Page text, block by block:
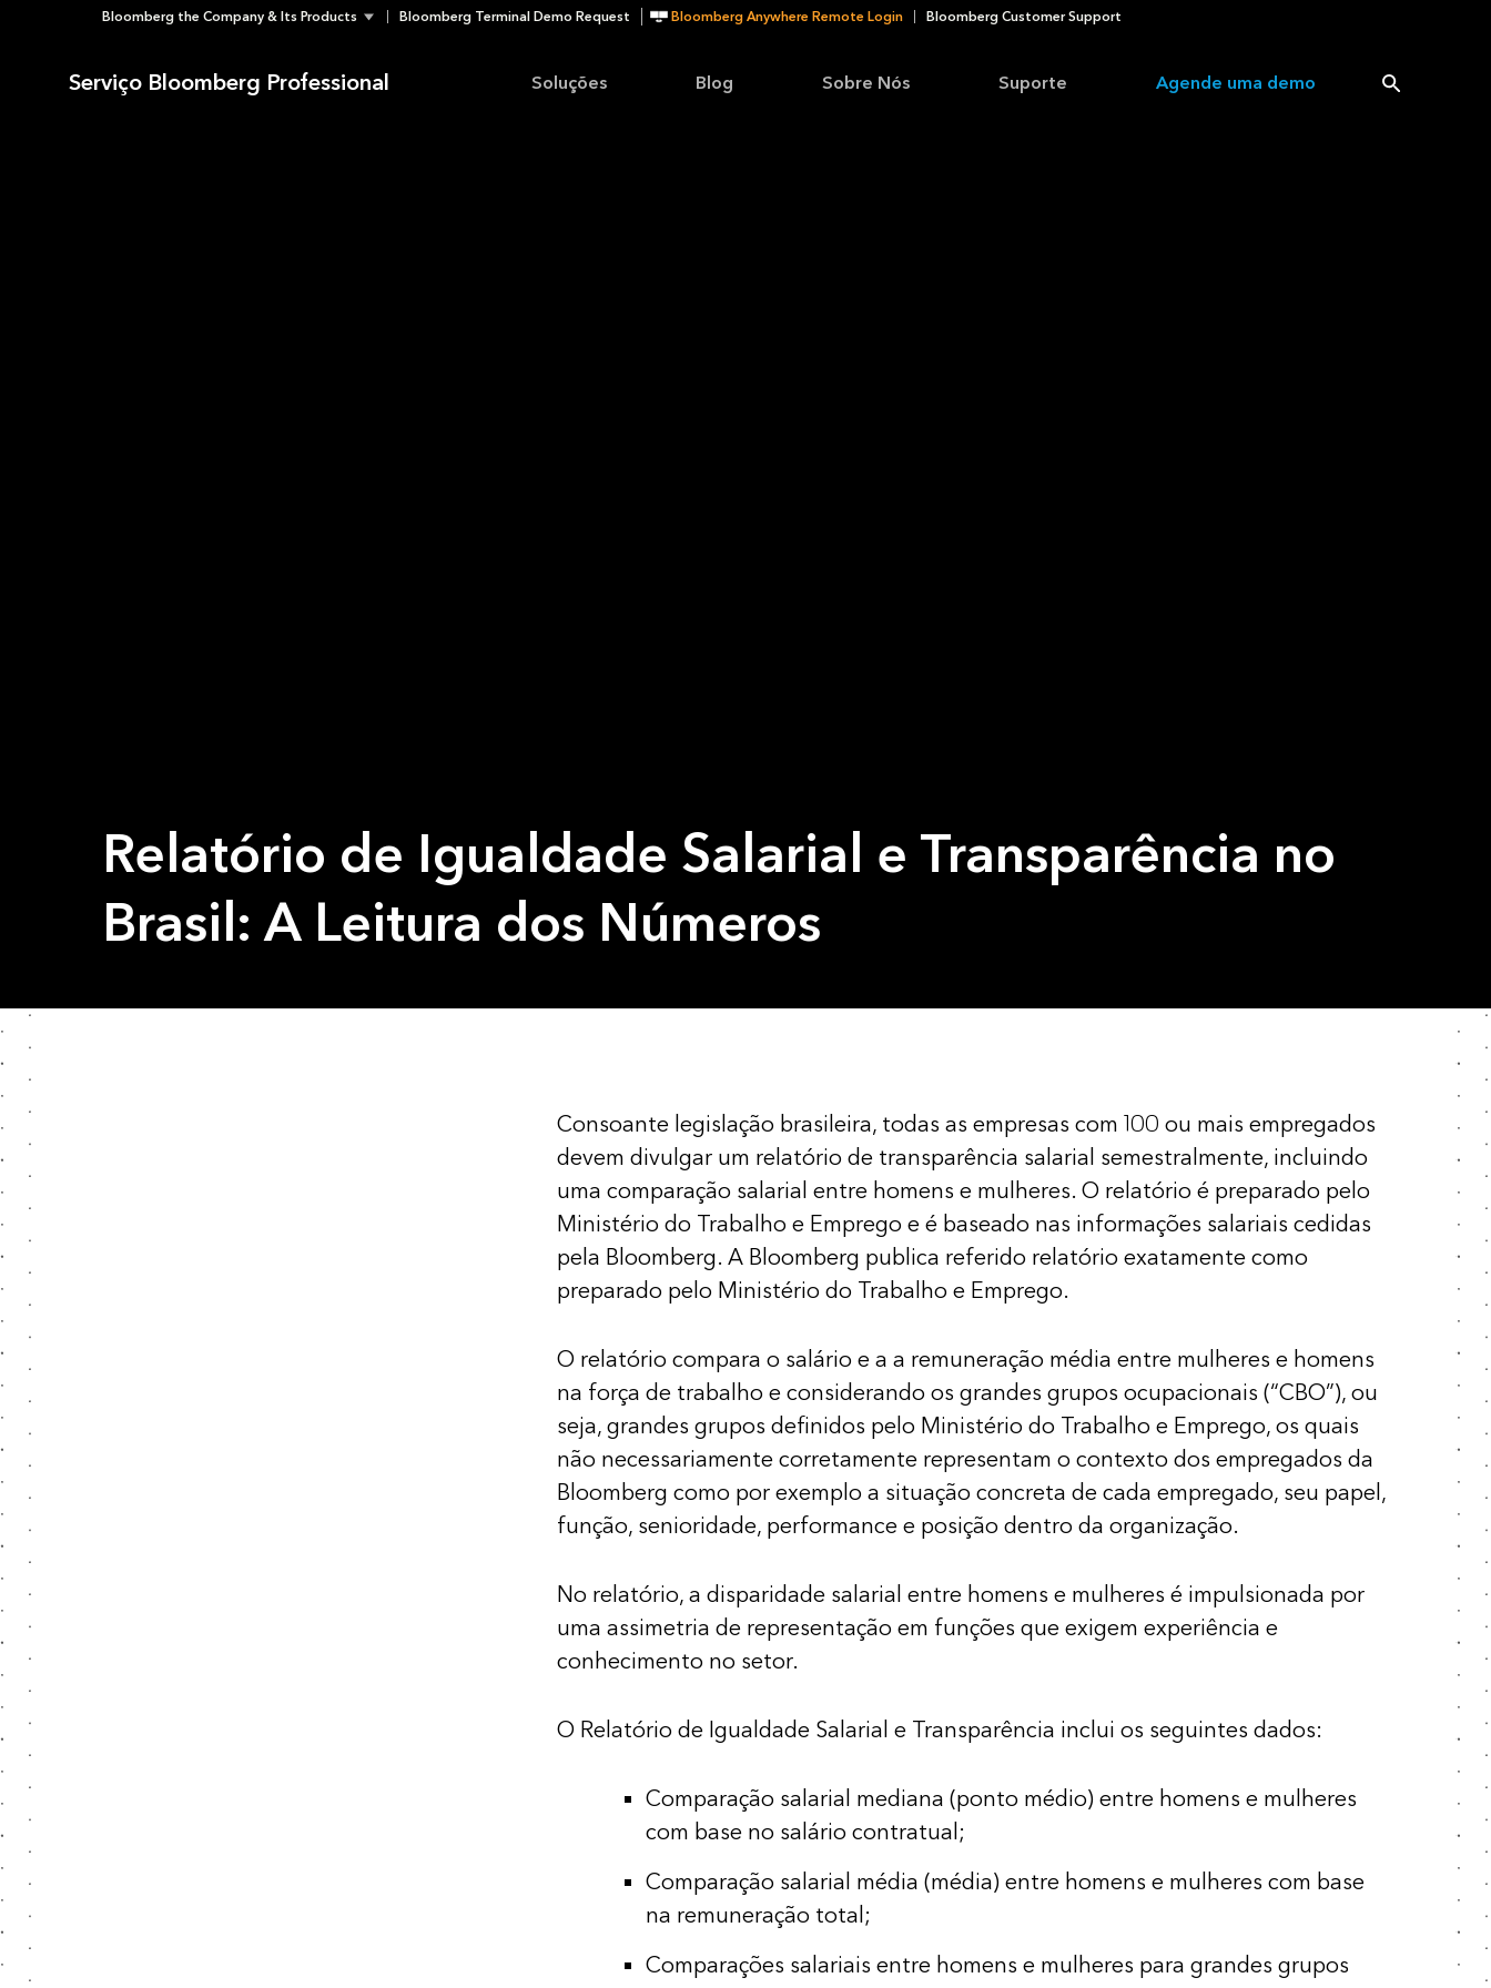
content
Bloomberg the Company & Its Products Bloomberg Terminal Demo Request Bloomberg Anywhere Remote Login Bloomberg Customer Support
Serviço Bloomberg Professional Soluções Blog Sobre Nós Suporte Agende uma demo
Relatório de Igualdade Salarial e Transparência no
Brasil: A Leitura dos Números
Consoante legislação brasileira, todas as empresas com 100 ou mais empregados
devem divulgar um relatório de transparência salarial semestralmente, incluindo
uma comparação salarial entre homens e mulheres. O relatório é preparado pelo
Ministério do Trabalho e Emprego e é baseado nas informações salariais cedidas
pela Bloomberg. A Bloomberg publica referido relatório exatamente como
preparado pelo Ministério do Trabalho e Emprego.
O relatório compara o salário e a a remuneração média entre mulheres e homens
na força de trabalho e considerando os grandes grupos ocupacionais (“CBO”), ou
seja, grandes grupos definidos pelo Ministério do Trabalho e Emprego, os quais
não necessariamente corretamente representam o contexto dos empregados da
Bloomberg como por exemplo a situação concreta de cada empregado, seu papel,
função, senioridade, performance e posição dentro da organização.
No relatório, a disparidade salarial entre homens e mulheres é impulsionada por
uma assimetria de representação em funções que exigem experiência e
conhecimento no setor.
O Relatório de Igualdade Salarial e Transparência inclui os seguintes dados:
Comparação salarial mediana (ponto médio) entre homens e mulheres
com base no salário contratual;
Comparação salarial média (média) entre homens e mulheres com base
na remuneração total;
Comparações salariais entre homens e mulheres para grandes grupos